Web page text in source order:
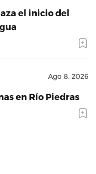
el inicio del
Ago 8, 2026
en Río Piedras